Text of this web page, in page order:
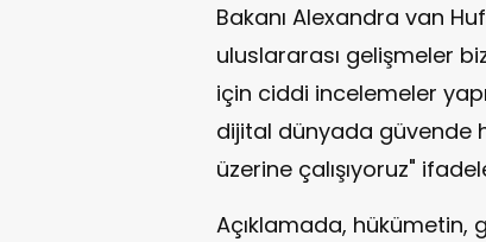
Bakanı Alexandra van
uluslararası gelişmeler
için ciddi incelemeler
dijital dünyada güvende
üzerine çalışıyoruz"
Açıklamada, hükümetin,